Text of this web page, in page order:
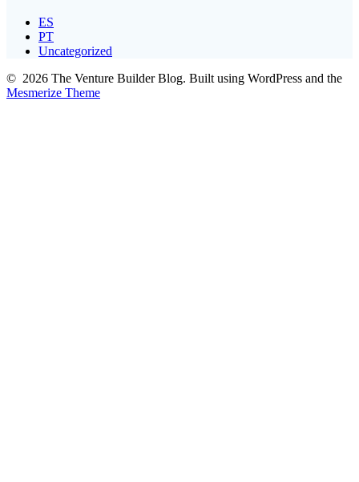
ES
PT
Uncategorized
© 2026 The Venture Builder Blog. Built using WordPress and the
Mesmerize Theme